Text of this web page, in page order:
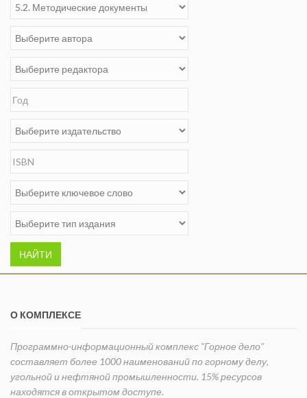
НАЙТИ
О КОМПЛЕКСЕ
Программно-информационный комплекс "Горное дело"
составляет более 1000 наименований по горному делу,
угольной и нефтяной промышленности. 15% ресурсов
находятся в открытом доступе.